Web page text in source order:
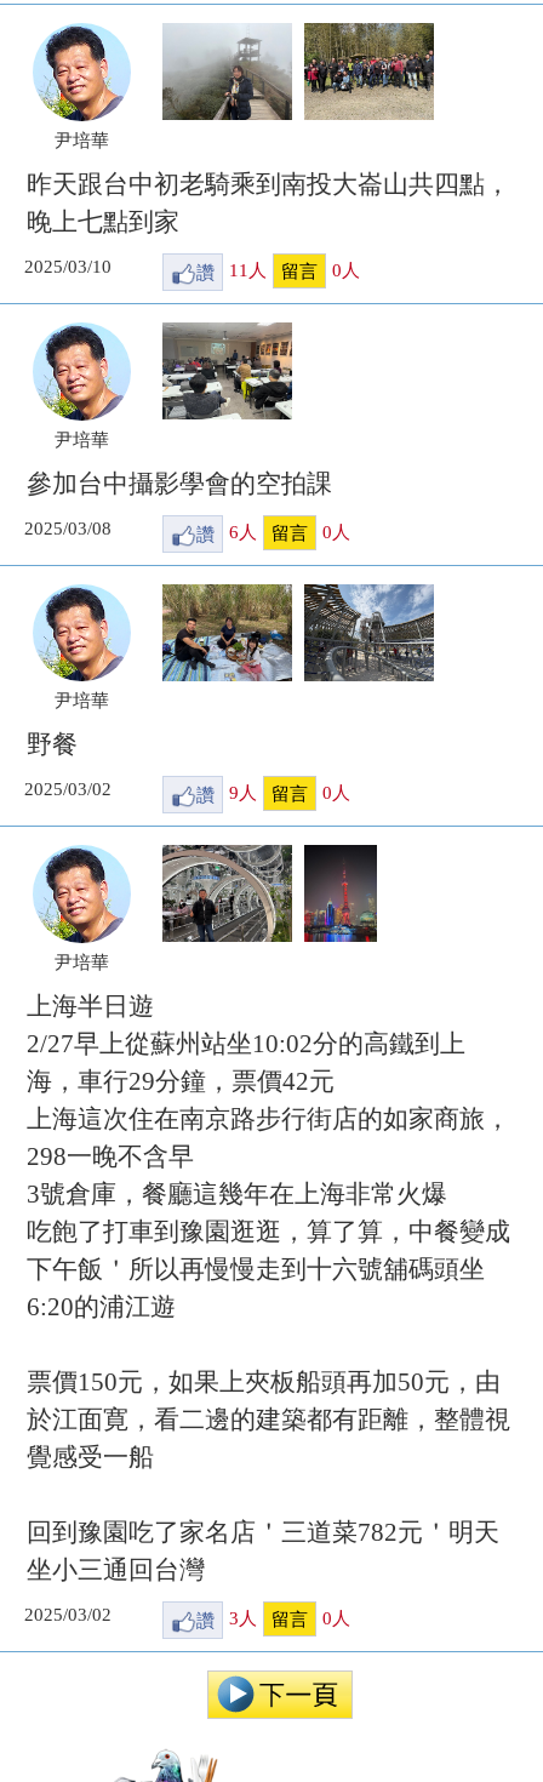
尹培華
昨天跟台中初老騎乘到南投大崙山共四點，
晚上七點到家
2025/03/10 讚 11 人 留言 0 人
尹培華
參加台中攝影學會的空拍課
2025/03/08 讚 6 人 留言 0 人
尹培華
野餐
2025/03/02 讚 9 人 留言 0 人
尹培華
上海半日遊
2/27早上從蘇州站坐10:02分的高鐵到上
海，車行29分鐘，票價42元
上海這次住在南京路步行街店的如家商旅，
298一晚不含早
3號倉庫，餐廳這幾年在上海非常火爆
吃飽了打車到豫園逛逛，算了算，中餐變成
下午飯＇所以再慢慢走到十六號舖碼頭坐
6:20的浦江遊
票價150元，如果上夾板船頭再加50元，由
於江面寛，看二邊的建築都有距離，整體視
覺感受一船
回到豫園吃了家名店＇三道菜782元＇明天
坐小三通回台灣
2025/03/02 讚 3 人 留言 0 人